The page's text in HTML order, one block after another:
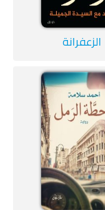
الزعفرانة